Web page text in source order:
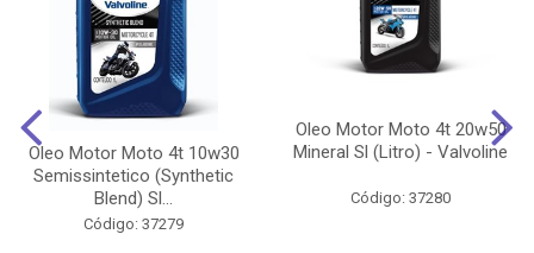
Oleo Motor Moto 4t 10w30
Semissintetico (Synthetic
Blend) Sl...
Código: 37279
Oleo Motor Moto 4t 20w50
Mineral Sl (Litro) - Valvoline
Código: 37280